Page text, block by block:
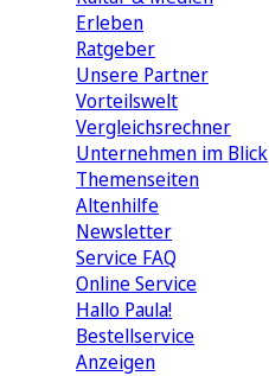
Erleben
Ratgeber
Unsere Partner
Vorteilswelt
Vergleichsrechner
Unternehmen im Blick
Themenseiten
Altenhilfe
Newsletter
Service FAQ
Online Service
Hallo Paula!
Bestellservice
Anzeigen